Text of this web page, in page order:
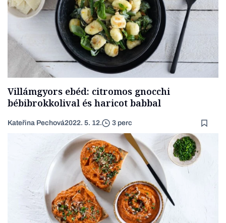
Villámgyors ebéd: citromos gnocchi
bébibrokkolival és haricot babbal
Kateřina Pechová2022. 5. 12. 3 perc